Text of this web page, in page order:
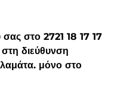
σας στο 2721 18 17 17
διεύθυνση
μόνο στο